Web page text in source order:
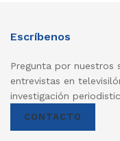
Escríbenos
Pregunta por nuestros
entrevistas en
investigación
CONTACTO